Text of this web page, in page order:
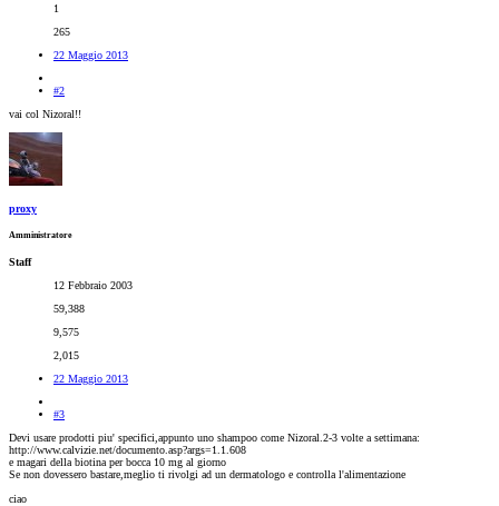
1
265
22 Maggio 2013
#2
vai col Nizoral!!
proxy
Amministratore
Staff
12 Febbraio 2003
59,388
9,575
2,015
22 Maggio 2013
#3
Devi usare prodotti piu' specifici,appunto uno shampoo come Nizoral.2-3 volte a settimana:
http://www.calvizie.net/documento.asp?args=1.1.608
e magari della biotina per bocca 10 mg al giorno
Se non dovessero bastare,meglio ti rivolgi ad un dermatologo e controlla l'alimentazione
ciao